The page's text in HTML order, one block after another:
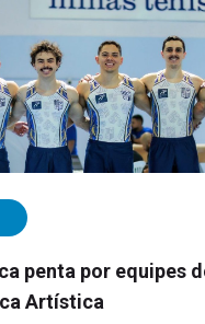
penta por equipes
Artística